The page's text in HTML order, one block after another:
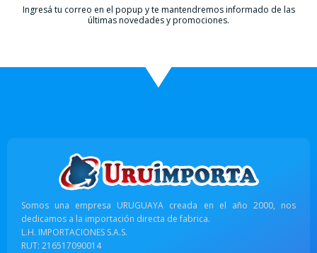
Ingresá tu correo en el popup y te mantendremos informado de las
últimas novedades y promociones.
Somos una empresa URUGUAYA creada en el año 2000, nos
dedicamos a la importación directa de fabrica.
L.H. IMPORTACIONES S.A.S.
RUT: 216517090014